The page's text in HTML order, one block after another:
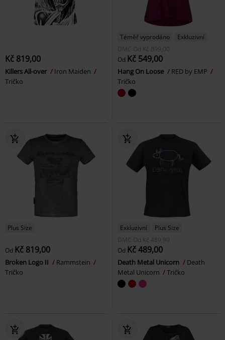
Kč 819,00
Killers All-over
Iron Maiden
Tričko
Téměř vyprodáno
Exkluzivní
DMC Od Kč 899,00
Od Kč 549,00
Hang On Loose
RED by EMP
Tričko
Plus Size
Od Kč 819,00
Broken Logo II
Rammstein
Tričko
Exkluzivní
Plus Size
DMC Od Kč 489,99
Od Kč 489,00
Death Metal Unicorn
Death
Metal Unicorn
Tričko